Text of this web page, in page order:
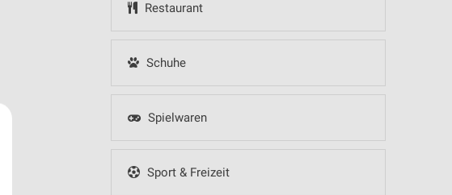
Restaurant
Schuhe
Spielwaren
Sport & Freizeit